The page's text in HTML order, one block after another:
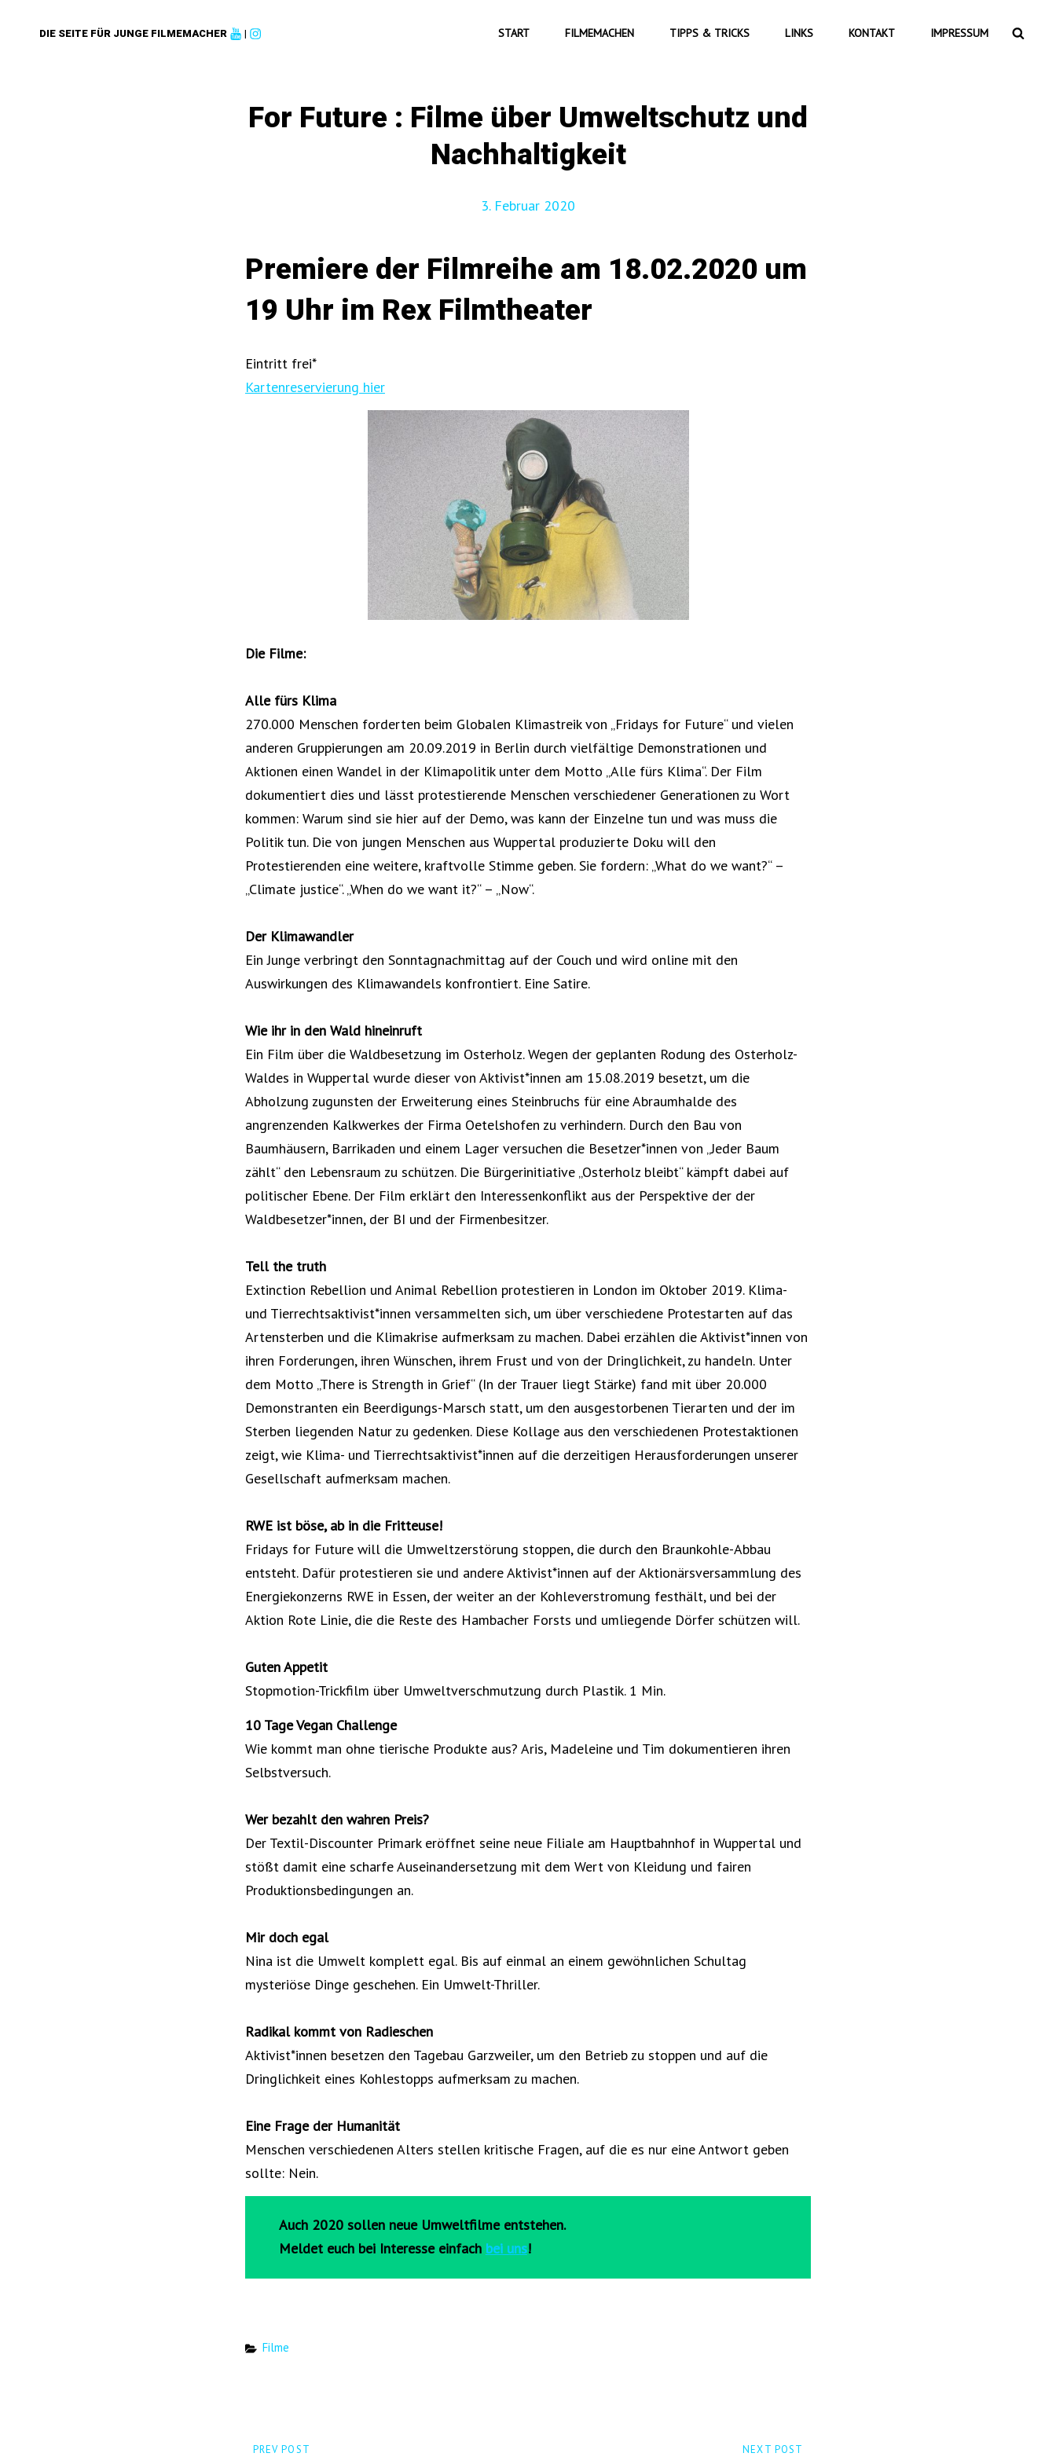
DIE SEITE FÜR JUNGE FILMEMACHER | START FILMEMACHEN TIPPS & TRICKS LINKS KONTAKT IMPRESSUM
For Future : Filme über Umweltschutz und
Nachhaltigkeit
3. Februar 2020
Premiere der Filmreihe am 18.02.2020 um
19 Uhr im Rex Filmtheater
Eintritt frei*
Kartenreservierung hier
Die Filme:
Alle fürs Klima
270.000 Menschen forderten beim Globalen Klimastreik von „Fridays for Future“ und vielen
anderen Gruppierungen am 20.09.2019 in Berlin durch vielfältige Demonstrationen und
Aktionen einen Wandel in der Klimapolitik unter dem Motto „Alle fürs Klima“. Der Film
dokumentiert dies und lässt protestierende Menschen verschiedener Generationen zu Wort
kommen: Warum sind sie hier auf der Demo, was kann der Einzelne tun und was muss die
Politik tun. Die von jungen Menschen aus Wuppertal produzierte Doku will den
Protestierenden eine weitere, kraftvolle Stimme geben. Sie fordern: „What do we want?“ –
„Climate justice“. „When do we want it?“ – „Now“.
Der Klimawandler
Ein Junge verbringt den Sonntagnachmittag auf der Couch und wird online mit den
Auswirkungen des Klimawandels konfrontiert. Eine Satire.
Wie ihr in den Wald hineinruft
Ein Film über die Waldbesetzung im Osterholz. Wegen der geplanten Rodung des Osterholz-
Waldes in Wuppertal wurde dieser von Aktivist*innen am 15.08.2019 besetzt, um die
Abholzung zugunsten der Erweiterung eines Steinbruchs für eine Abraumhalde des
angrenzenden Kalkwerkes der Firma Oetelshofen zu verhindern. Durch den Bau von
Baumhäusern, Barrikaden und einem Lager versuchen die Besetzer*innen von „Jeder Baum
zählt“ den Lebensraum zu schützen. Die Bürgerinitiative „Osterholz bleibt“ kämpft dabei auf
politischer Ebene. Der Film erklärt den Interessenkonflikt aus der Perspektive der der
Waldbesetzer*innen, der BI und der Firmenbesitzer.
Tell the truth
Extinction Rebellion und Animal Rebellion protestieren in London im Oktober 2019. Klima-
und Tierrechtsaktivist*innen versammelten sich, um über verschiedene Protestarten auf das
Artensterben und die Klimakrise aufmerksam zu machen. Dabei erzählen die Aktivist*innen von
ihren Forderungen, ihren Wünschen, ihrem Frust und von der Dringlichkeit, zu handeln. Unter
dem Motto „There is Strength in Grief“ (In der Trauer liegt Stärke) fand mit über 20.000
Demonstranten ein Beerdigungs-Marsch statt, um den ausgestorbenen Tierarten und der im
Sterben liegenden Natur zu gedenken. Diese Kollage aus den verschiedenen Protestaktionen
zeigt, wie Klima- und Tierrechtsaktivist*innen auf die derzeitigen Herausforderungen unserer
Gesellschaft aufmerksam machen.
RWE ist böse, ab in die Fritteuse!
Fridays for Future will die Umweltzerstörung stoppen, die durch den Braunkohle-Abbau
entsteht. Dafür protestieren sie und andere Aktivist*innen auf der Aktionärsversammlung des
Energiekonzerns RWE in Essen, der weiter an der Kohleverstromung festhält, und bei der
Aktion Rote Linie, die die Reste des Hambacher Forsts und umliegende Dörfer schützen will.
Guten Appetit
Stopmotion-Trickfilm über Umweltverschmutzung durch Plastik. 1 Min.
10 Tage Vegan Challenge
Wie kommt man ohne tierische Produkte aus? Aris, Madeleine und Tim dokumentieren ihren
Selbstversuch.
Wer bezahlt den wahren Preis?
Der Textil-Discounter Primark eröffnet seine neue Filiale am Hauptbahnhof in Wuppertal und
stößt damit eine scharfe Auseinandersetzung mit dem Wert von Kleidung und fairen
Produktionsbedingungen an.
Mir doch egal
Nina ist die Umwelt komplett egal. Bis auf einmal an einem gewöhnlichen Schultag
mysteriöse Dinge geschehen. Ein Umwelt-Thriller.
Radikal kommt von Radieschen
Aktivist*innen besetzen den Tagebau Garzweiler, um den Betrieb zu stoppen und auf die
Dringlichkeit eines Kohlestopps aufmerksam zu machen.
Eine Frage der Humanität
Menschen verschiedenen Alters stellen kritische Fragen, auf die es nur eine Antwort geben
sollte: Nein.
Auch 2020 sollen neue Umweltfilme entstehen.
Meldet euch bei Interesse einfach bei uns!
Categories
Filme
Beitrags-
PREVIOUS
PREV POST NEXT POST